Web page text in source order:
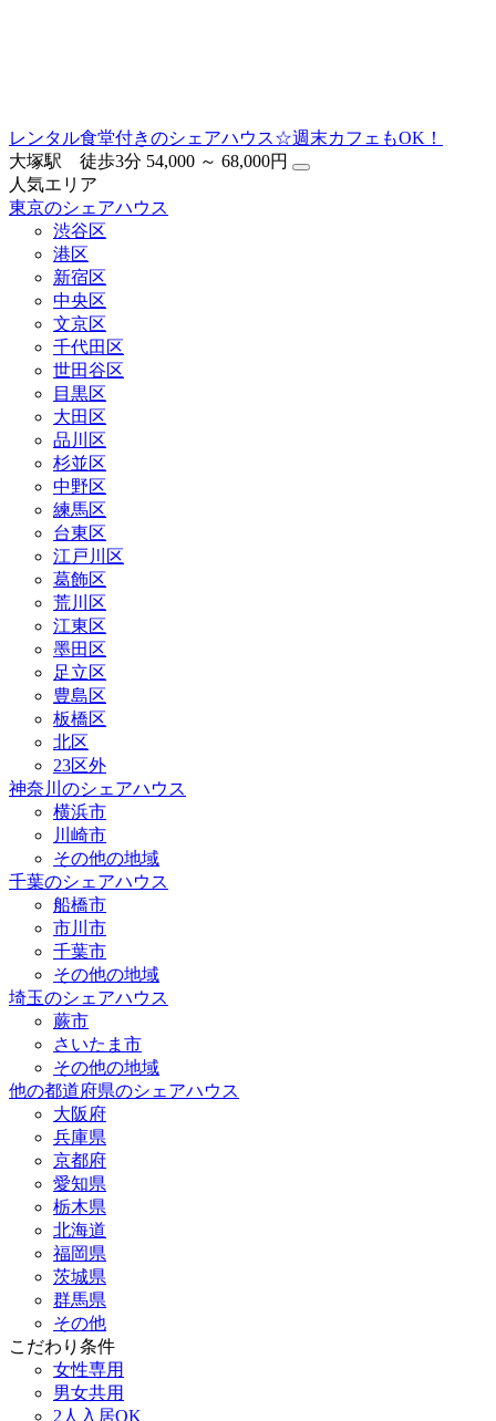
レンタル食堂付きのシェアハウス☆週末カフェもOK！
大塚駅 徒歩3分 54,000 ～ 68,000円
人気エリア
東京のシェアハウス
渋谷区
港区
新宿区
中央区
文京区
千代田区
世田谷区
目黒区
大田区
品川区
杉並区
中野区
練馬区
台東区
江戸川区
葛飾区
荒川区
江東区
墨田区
足立区
豊島区
板橋区
北区
23区外
神奈川のシェアハウス
横浜市
川崎市
その他の地域
千葉のシェアハウス
船橋市
市川市
千葉市
その他の地域
埼玉のシェアハウス
蕨市
さいたま市
その他の地域
他の都道府県のシェアハウス
大阪府
兵庫県
京都府
愛知県
栃木県
北海道
福岡県
茨城県
群馬県
その他
こだわり条件
女性専用
男女共用
2人入居OK